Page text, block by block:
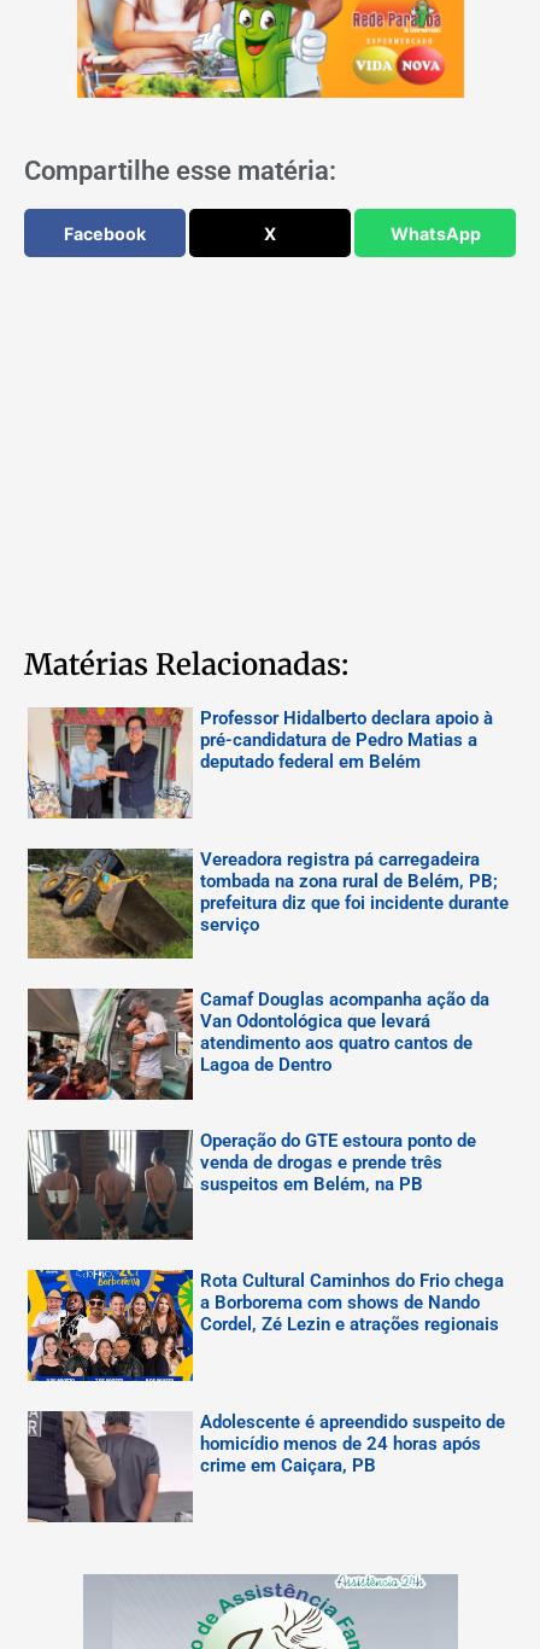
Compartilhe esse matéria:
Facebook X WhatsApp
Matérias Relacionadas:
Professor Hidalberto declara apoio à
pré-candidatura de Pedro Matias a
deputado federal em Belém
Vereadora registra pá carregadeira
tombada na zona rural de Belém, PB;
prefeitura diz que foi incidente durante
serviço
Camaf Douglas acompanha ação da
Van Odontológica que levará
atendimento aos quatro cantos de
Lagoa de Dentro
Operação do GTE estoura ponto de
venda de drogas e prende três
suspeitos em Belém, na PB
Rota Cultural Caminhos do Frio chega
a Borborema com shows de Nando
Cordel, Zé Lezin e atrações regionais
Adolescente é apreendido suspeito de
homicídio menos de 24 horas após
crime em Caiçara, PB